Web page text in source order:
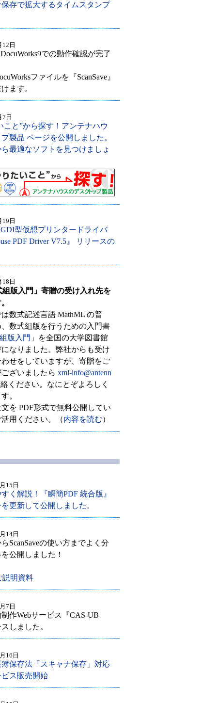
存で拡大するタイムスタンプ
12日
での動作確認が完了
ファイルを『ScanSave』
ます。
7日
こと”から探す！アンテナハウ
製品 ページを公開しました。
最適なソフトを見つけましょ
19日
型仮想プリンタードライバ
PDF Driver V7.5』 リリースの
18日
版入門」寄贈の受け入れ先を
数式記述言語 MathML の普
数式組版を行うための入門書
版入門 」を全国の大学図書館
なりました。弊社からも受け
せをしていますが、寄贈をご
ざいましたら xml-info@antenn
ください。なにとぞよろしく
。
を PDF形式で無料公開してい
用ください。（内容を読む）
15日
く解説！『瞬簡PDF 統合版』
更新して公開しました。
14日
ScanSaveの使い方までよく分
公開しました！
説明資料
7日
作Webサービス『CAS-UB
しました。
16日
保存法「スキャナ保存」対応
ス販売開始